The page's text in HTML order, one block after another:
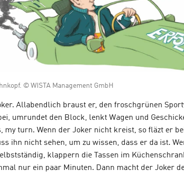
© WISTA Management GmbH
Allabendlich braust er, den froschgrünen
umrundet den Block, lenkt Wagen und
my turn. Wenn der Joker nicht kreist, so fläzt er
ihn nicht sehen, um zu wissen, dass er da ist.
klappern die Tassen im
nur ein paar Minuten. Dann macht der Joker